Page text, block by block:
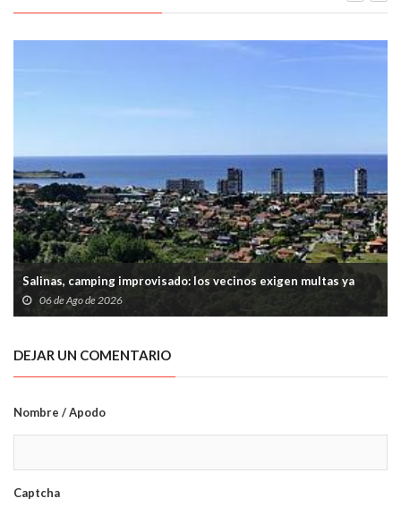
Salinas, camping improvisado: los vecinos exigen multas ya
06 de Ago de 2026
DEJAR UN COMENTARIO
Nombre / Apodo
Captcha